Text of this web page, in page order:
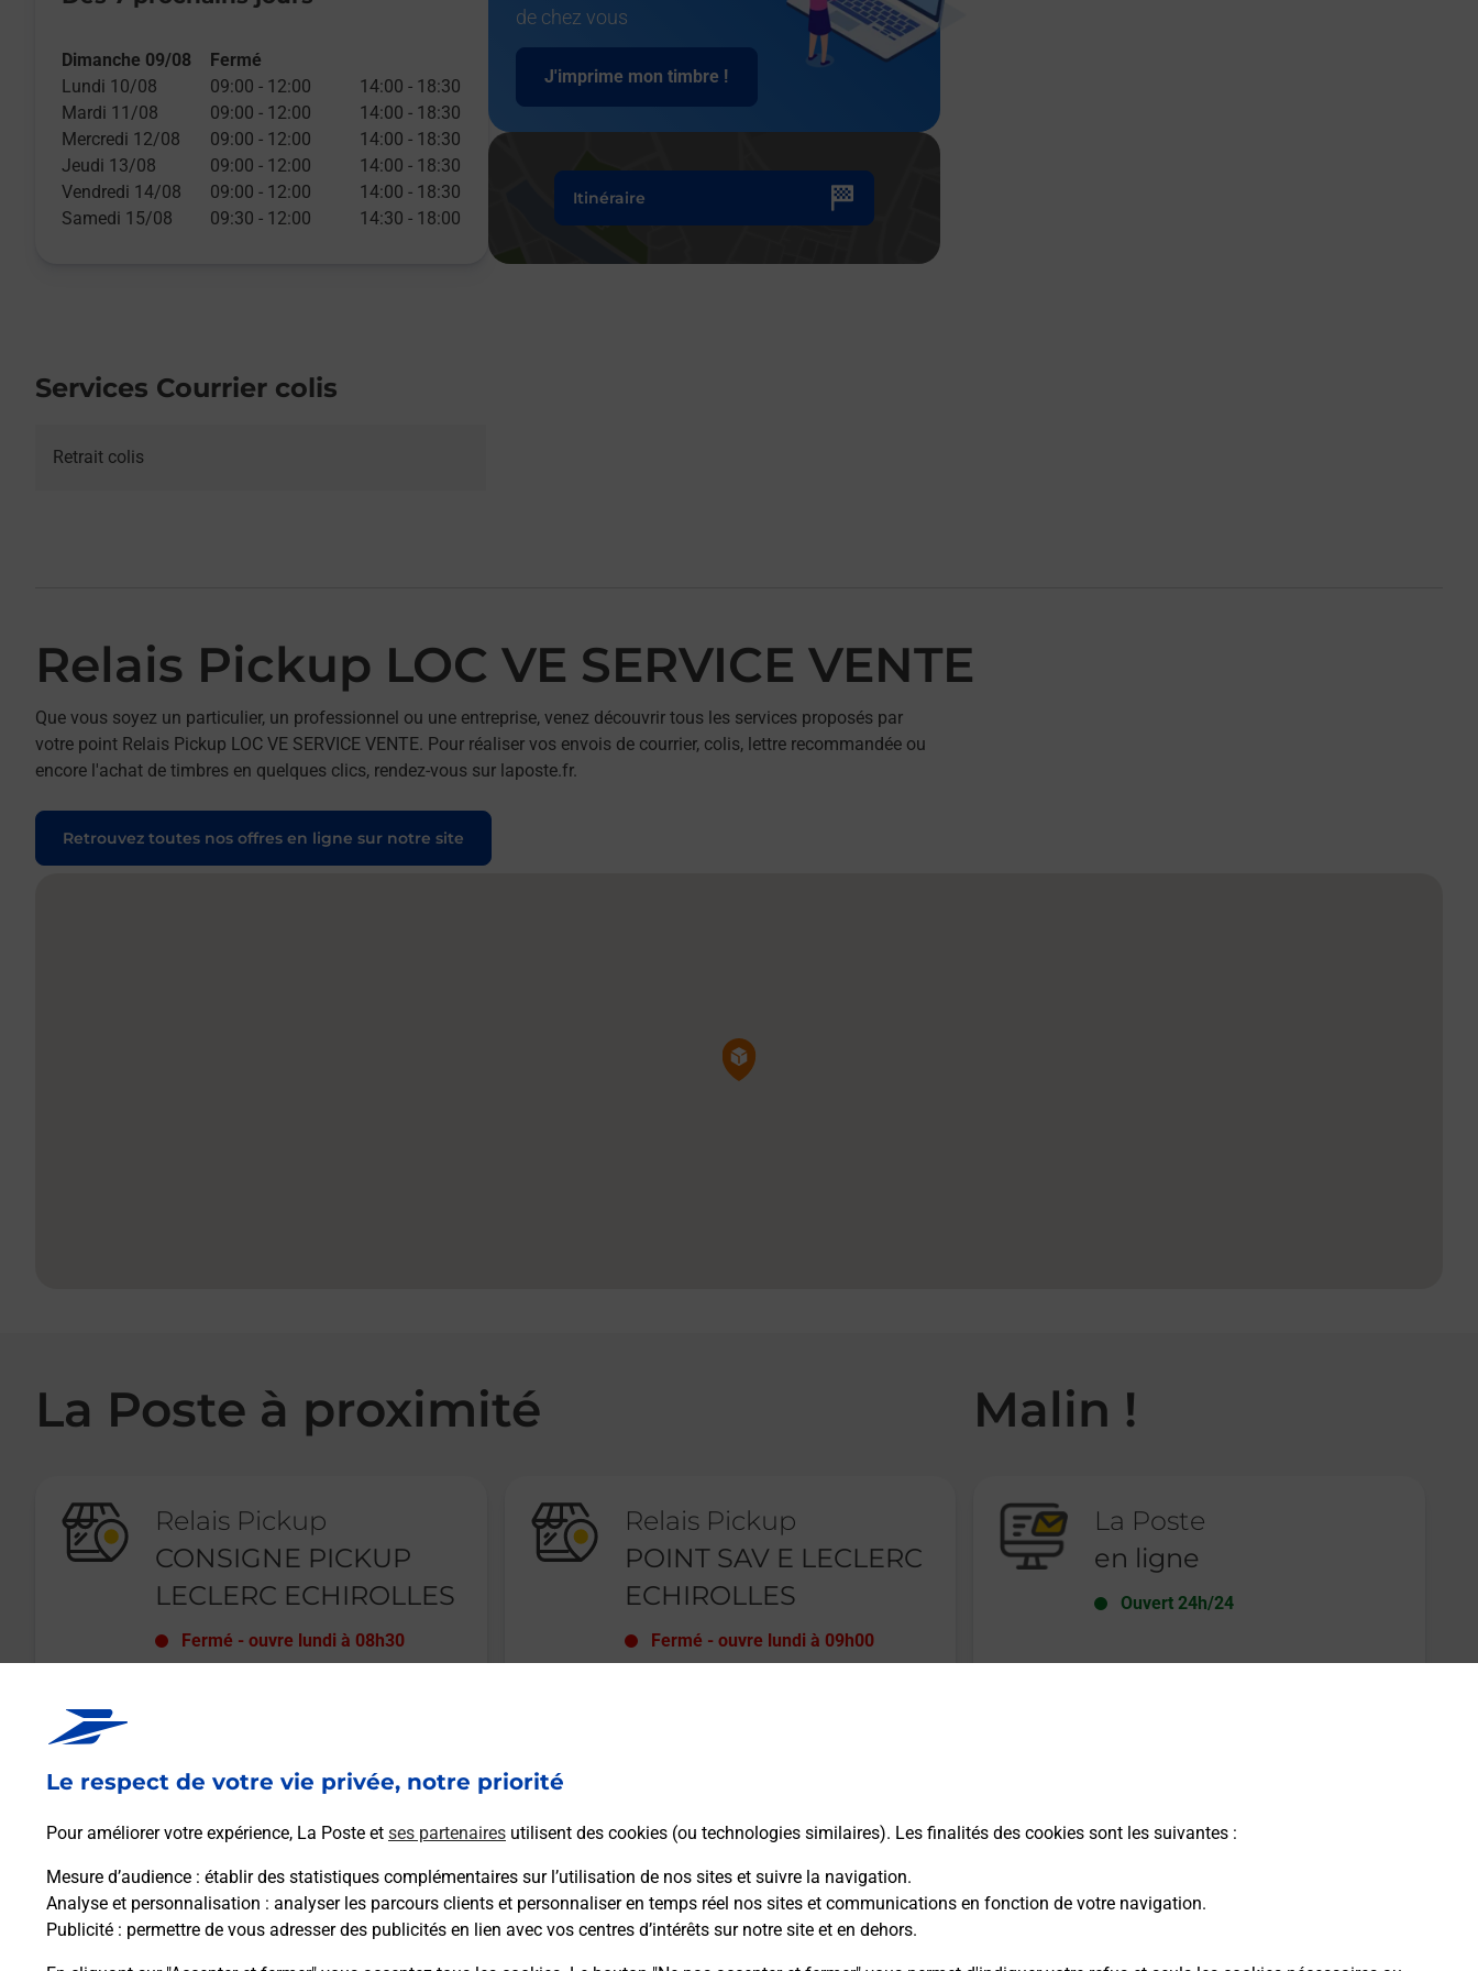
Le respect de votre vie privée, notre priorité
Pour améliorer votre expérience, La Poste et ses partenaires utilisent des cookies (ou technologies similaires). Les finalités des cookies sont les suivantes :
Mesure d’audience : établir des statistiques complémentaires sur l’utilisation de nos sites et suivre la navigation.
Analyse et personnalisation : analyser les parcours clients et personnaliser en temps réel nos sites et communications en fonction de votre navigation.
Publicité : permettre de vous adresser des publicités en lien avec vos centres d’intérêts sur notre site et en dehors.
Dimanche 09/08
Fermé
Lundi 10/08
09:00 - 12:00 14:00 - 18:30
Mardi 11/08
09:00 - 12:00 14:00 - 18:30
Mercredi 12/08
09:00 - 12:00 14:00 - 18:30
Jeudi 13/08
09:00 - 12:00 14:00 - 18:30
Vendredi 14/08
09:00 - 12:00 14:00 - 18:30
Samedi 15/08
09:30 - 12:00 14:30 - 18:00
de chez vous
J'imprime mon timbre !
Itinéraire
Services Courrier colis
Retrait colis
Relais Pickup LOC VE SERVICE VENTE
Que vous soyez un particulier, un professionnel ou une entreprise, venez découvrir tous les services proposés par
votre point Relais Pickup LOC VE SERVICE VENTE. Pour réaliser vos envois de courrier, colis, lettre recommandée ou
encore l'achat de timbres en quelques clics, rendez-vous sur laposte.fr.
Retrouvez toutes nos offres en ligne sur notre site
Pin de la carte
La Poste à proximité
Relais Pickup
CONSIGNE PICKUP
LECLERC ECHIROLLES
Fermé -ouvre lundi à 08h30
En savoir plus
Relais Pickup
POINT SAV E LECLERC
ECHIROLLES
Fermé - ouvre lundi à 09h00
Malin !
La Poste
en ligne
Ouvert 24h/24